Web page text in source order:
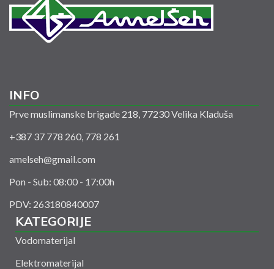
INFO
Prve muslimanske brigade 218, 77230 Velika Kladuša
+387 37 778 260, 778 261
amelseh@gmail.com
Pon - Sub: 08:00 - 17:00h
PDV: 263180840007
KATEGORIJE
Vodomaterijal
Elektromaterijal